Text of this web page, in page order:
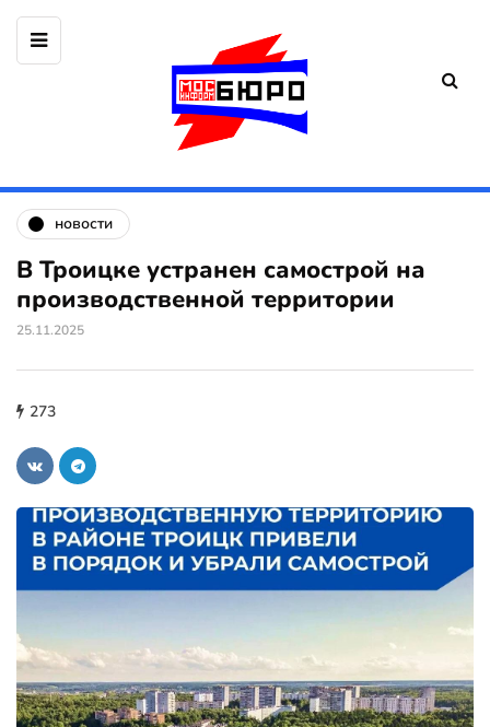
новости
В Троицке устранен самострой на
производственной территории
25.11.2025
273